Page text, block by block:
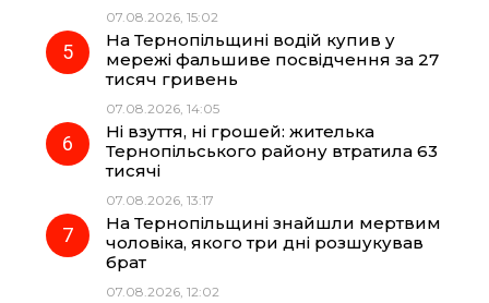
07.08.2026, 15:02
На Тернопільщині водій купив у
мережі фальшиве посвідчення за 27
тисяч гривень
07.08.2026, 14:05
Ні взуття, ні грошей: жителька
Тернопільського району втратила 63
тисячі
07.08.2026, 13:17
На Тернопільщині знайшли мертвим
чоловіка, якого три дні розшукував
брат
07.08.2026, 12:02